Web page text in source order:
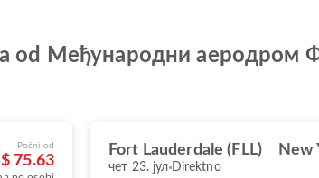
od Међународни аеродром
Počni od
75.63
Fort Lauderdale (FLL) New
чет 23. јул Direktno